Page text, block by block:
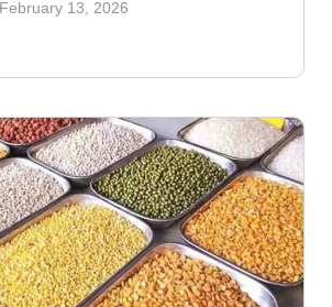
February 13, 2026